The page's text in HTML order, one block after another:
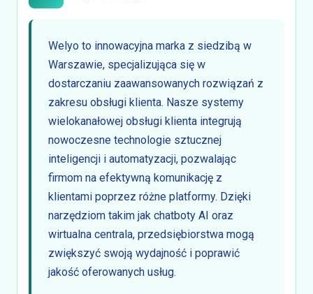
Welyo to innowacyjna marka z siedzibą w
Warszawie, specjalizująca się w
dostarczaniu zaawansowanych rozwiązań z
zakresu obsługi klienta. Nasze systemy
wielokanałowej obsługi klienta integrują
nowoczesne technologie sztucznej
inteligencji i automatyzacji, pozwalając
firmom na efektywną komunikację z
klientami poprzez różne platformy. Dzięki
narzędziom takim jak chatboty AI oraz
wirtualna centrala, przedsiębiorstwa mogą
zwiększyć swoją wydajność i poprawić
jakość oferowanych usług.